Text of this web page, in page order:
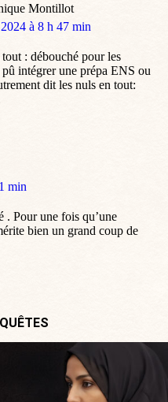
Montillot
à 8 h 47 min
: débouché pour les
intégrer une prépa ENS ou
dit les nuls en tout:
min
. Pour une fois qu’une
bien un grand coup de